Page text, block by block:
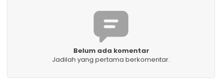
Belum ada komentar
Jadilah yang pertama berkomentar.